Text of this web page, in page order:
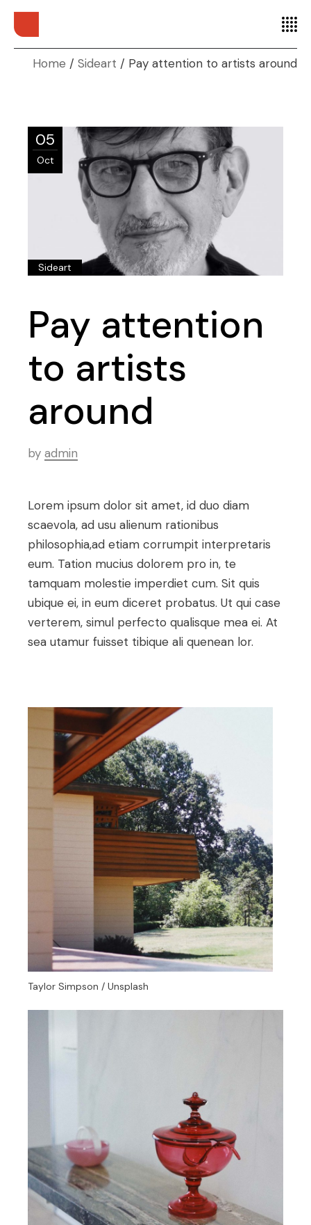
Home Sideart Pay attention to artists around
05
Oct
Sideart
Pay attention
to artists
around
by admin
Lorem ipsum dolor sit amet, id duo diam
scaevola, ad usu alienum rationibus
philosophia,ad etiam corrumpit interpretaris
eum. Tation mucius dolorem pro in, te
tamquam molestie imperdiet cum. Sit quis
ubique ei, in eum diceret probatus. Ut qui case
verterem, simul perfecto qualisque mea ei. At
sea utamur fuisset tibique ali quenean lor.
Taylor Simpson / Unsplash